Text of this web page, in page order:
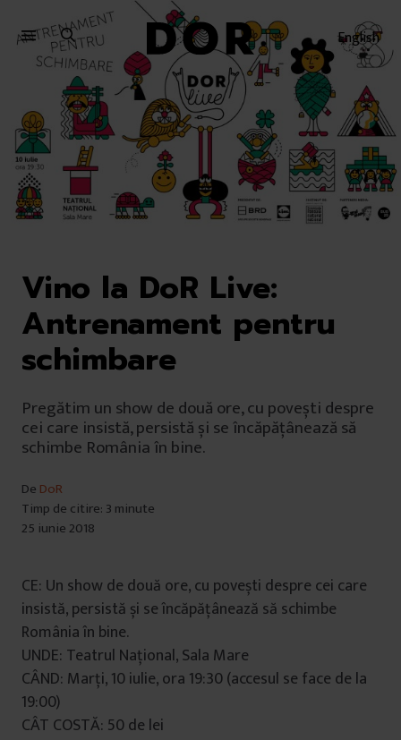
meniu
conținut
English
Vino la DoR Live:
Antrenament pentru
schimbare
Pregătim un show de două ore, cu povești despre
cei care insistă, persistă și se încăpățânează să
schimbe România în bine.
De DoR
Timp de citire: 3 minute
25 iunie 2018
CE: Un show de două ore, cu povești despre cei care
insistă, persistă și se încăpățânează să schimbe
România în bine.
UNDE: Teatrul Național, Sala Mare
CÂND: Marți, 10 iulie, ora 19:30 (accesul se face de la
19:00)
CÂT COSTĂ: 50 de lei